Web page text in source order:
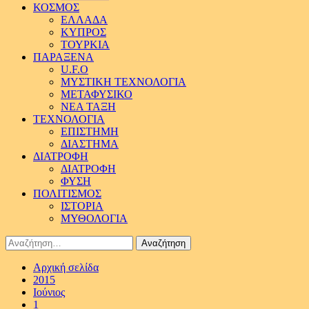
ΚΟΣΜΟΣ
ΕΛΛΑΔΑ
ΚΥΠΡΟΣ
ΤΟΥΡΚΙΑ
ΠΑΡΑΞΕΝΑ
U.F.O
ΜΥΣΤΙΚΗ ΤΕΧΝΟΛΟΓΙΑ
ΜΕΤΑΦΥΣΙΚΟ
ΝΕΑ ΤΑΞΗ
ΤΕΧΝΟΛΟΓΙΑ
ΕΠΙΣΤΗΜΗ
ΔΙΑΣΤΗΜΑ
ΔΙΑΤΡΟΦΗ
ΔΙΑΤΡΟΦΗ
ΦΥΣΗ
ΠΟΛΙΤΙΣΜΟΣ
ΙΣΤΟΡΙΑ
ΜΥΘΟΛΟΓΙΑ
Αναζήτηση
για:
Αρχική σελίδα
2015
Ιούνιος
1